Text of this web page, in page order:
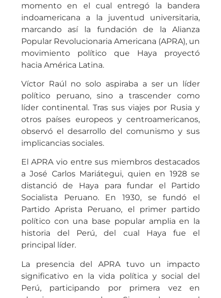
momento en el cual entregó la bandera
indoamericana a la juventud universitaria,
marcando así la fundación de la Alianza
Popular Revolucionaria Americana (APRA), un
movimiento político que Haya proyectó
hacia América Latina.
Víctor Raúl no solo aspiraba a ser un líder
político peruano, sino a trascender como
líder continental. Tras sus viajes por Rusia y
otros países europeos y centroamericanos,
observó el desarrollo del comunismo y sus
implicancias sociales.
El APRA vio entre sus miembros destacados
a José Carlos Mariátegui, quien en 1928 se
distanció de Haya para fundar el Partido
Socialista Peruano. En 1930, se fundó el
Partido Aprista Peruano, el primer partido
político con una base popular amplia en la
historia del Perú, del cual Haya fue el
principal líder.
La presencia del APRA tuvo un impacto
significativo en la vida política y social del
Perú, participando por primera vez en